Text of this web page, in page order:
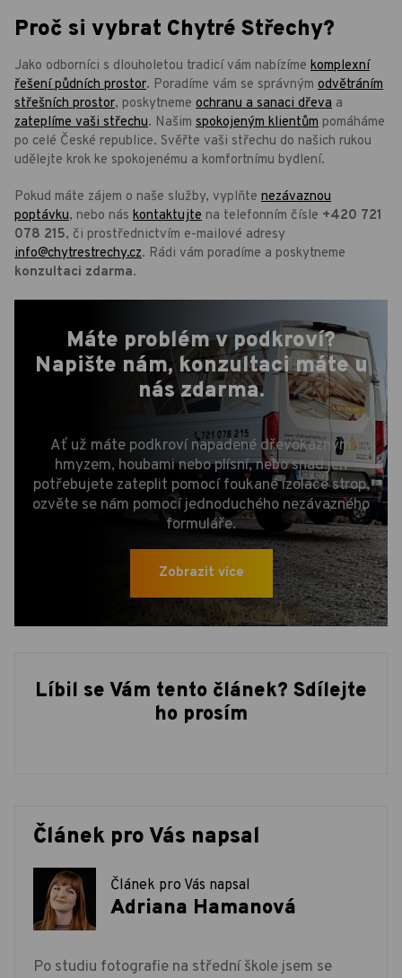
Proč si vybrat Chytré Střechy?
Jako odborníci s dlouholetou tradicí vám nabízíme komplexní
řešení půdních prostor. Poradíme vám se správným odvětráním
střešních prostor, poskytneme ochranu a sanaci dřeva a
zateplíme vaši střechu. Našim spokojeným klientům pomáháme
po celé České republice. Svěřte vaši střechu do našich rukou
udělejte krok ke spokojenému a komfortnímu bydlení.
Pokud máte zájem o naše služby, vyplňte nezávaznou
poptávku, nebo nás kontaktujte na telefonním čísle +420 721
078 215, či prostřednictvím e-mailové adresy
info@chytrestrechy.cz. Rádi vám poradíme a poskytneme
konzultaci zdarma.
Máte problém v podkroví?
Napište nám, konzultaci máte u
nászdarma.
Ať už máte podkroví napadené dřevokazným
hmyzem, houbami nebo plísní, nebo snad jen
potřebujete zateplit pomocí foukané izolace strop,
ozvěte se nám pomocí jednoduchého nezávazného
formuláře.
Zobrazit více
Líbil se Vám tento článek? Sdílejte
ho prosím
Článek pro Vás napsal
Článek pro Vás napsal
Adriana Hamanová
Po studiu fotografie na střední škole jsem se